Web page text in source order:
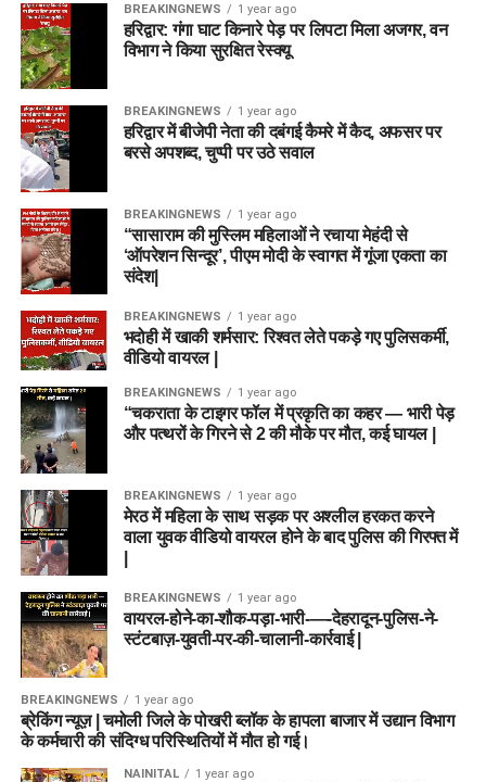
BREAKINGNEWS 1 year ago
हरिद्वार: गंगा घाट किनारे पेड़ पर लिपटा मिला अजगर, वन
विभाग ने किया सुरक्षित रेस्क्यू
BREAKINGNEWS 1 year ago
हरिद्वार में बीजेपी नेता की दबंगई कैमरे में कैद, अफसर पर
बरसे अपशब्द, चुप्पी पर उठे सवाल
BREAKINGNEWS 1 year ago
“सासाराम की मुस्लिम महिलाओं ने रचाया मेहंदी से
‘ऑपरेशन सिन्दूर’, पीएम मोदी के स्वागत में गूंजा एकता का
संदेश|
BREAKINGNEWS 1 year ago
भदोही में खाकी शर्मसार: रिश्वत लेते पकड़े गए पुलिसकर्मी,
वीडियो वायरल |
BREAKINGNEWS 1 year ago
“चकराता के टाइगर फॉल में प्रकृति का कहर — भारी पेड़
और पत्थरों के गिरने से 2 की मौके पर मौत, कई घायल |
BREAKINGNEWS 1 year ago
मेरठ में महिला के साथ सड़क पर अश्लील हरकत करने
वाला युवक वीडियो वायरल होने के बाद पुलिस की गिरफ्त में
BREAKINGNEWS 1 year ago
वायरल-होने-का-शौक-पड़ा-भारी-—-देहरादून-पुलिस-ने-
स्टंटबाज़-युवती-पर-की-चालानी-कार्रवाई |
BREAKINGNEWS 1 year ago
ब्रेकिंग न्यूज़ | चमोली जिले के पोखरी ब्लॉक के हापला बाजार में उद्यान विभाग
के कर्मचारी की संदिग्ध परिस्थितियों में मौत हो गई।
NAINITAL 1 year ago